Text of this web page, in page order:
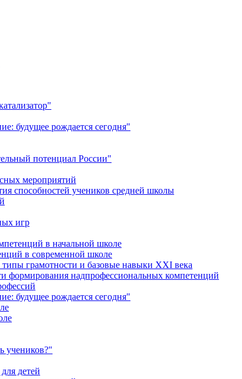
будущее рождается сегодня"
потенциал России"
мероприятий
способностей учеников средней школы
игр
в начальной школе
в современной школе
грамотности и базовые навыки XXI века
формирования надпрофессиональных компетенций
будущее рождается сегодня"
учеников?"
детей